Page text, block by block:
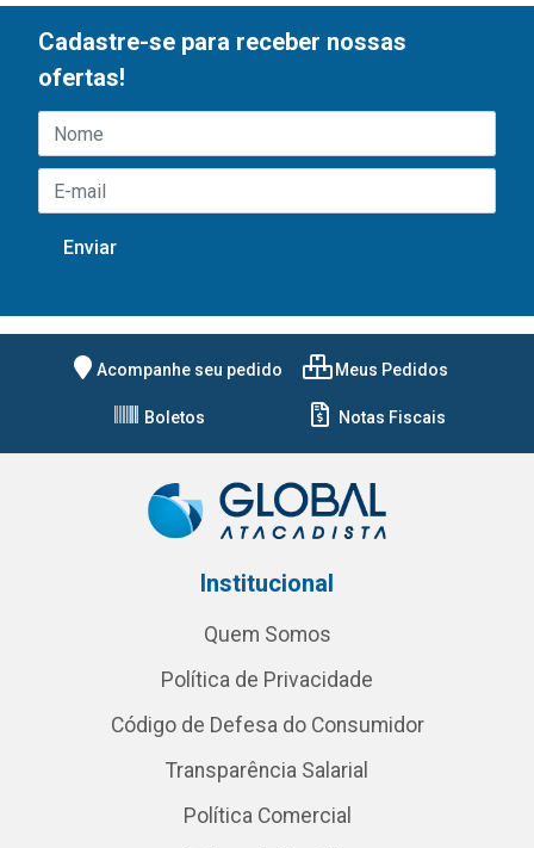
Cadastre-se para receber nossas
ofertas!
Acompanhe seu pedido Meus Pedidos
Boletos Notas Fiscais
Institucional
Quem Somos
Política de Privacidade
Código de Defesa do Consumidor
Transparência Salarial
Política Comercial